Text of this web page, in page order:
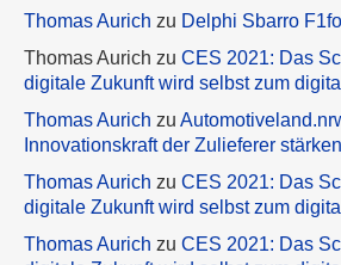
Thomas Aurich zu Delphi Sbarro
Thomas Aurich zu CES 2021: Das
digitale Zukunft wird selbst zum
Thomas Aurich zu
Innovationskraft der Zulieferer stärken
Thomas Aurich zu CES 2021: Das
digitale Zukunft wird selbst zum
Thomas Aurich zu CES 2021: Das